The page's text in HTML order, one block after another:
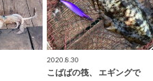
2020.8.30
こばばの筏、 エギングで